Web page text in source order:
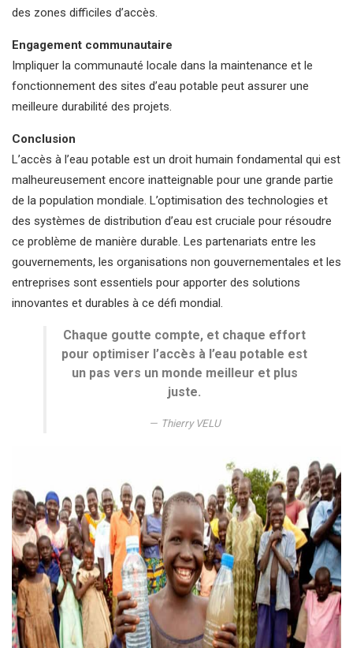
des zones difficiles d’accès.
Engagement communautaire
Impliquer la communauté locale dans la maintenance et le
fonctionnement des sites d’eau potable peut assurer une
meilleure durabilité des projets.
Conclusion
L’accès à l’eau potable est un droit humain fondamental qui est
malheureusement encore inatteignable pour une grande partie
de la population mondiale. L’optimisation des technologies et
des systèmes de distribution d’eau est cruciale pour résoudre
ce problème de manière durable. Les partenariats entre les
gouvernements, les organisations non gouvernementales et les
entreprises sont essentiels pour apporter des solutions
innovantes et durables à ce défi mondial.
Chaque goutte compte, et chaque effort
pour optimiser l’accès à l’eau potable est
un pas vers un monde meilleur et plus
juste.
Thierry VELU